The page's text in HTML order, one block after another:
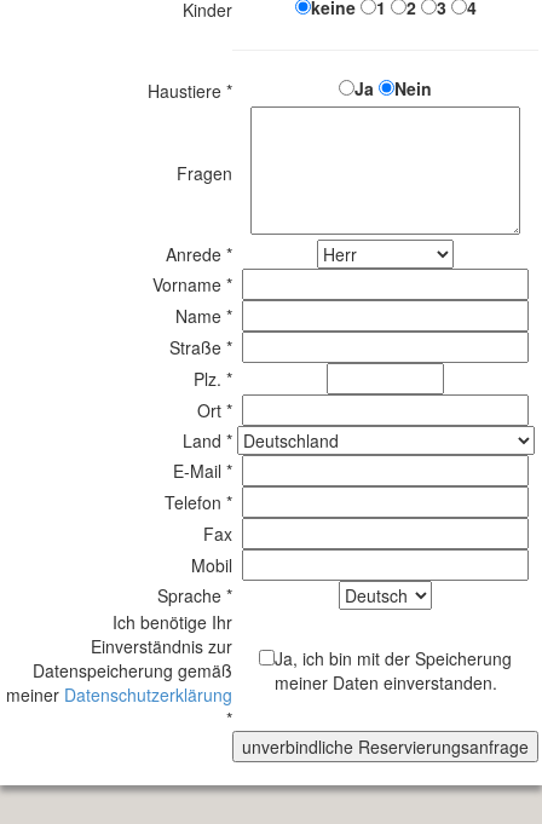
Kinder keine 1 2 3 4
Haustiere * Ja Nein
Fragen
Anrede *
Vorname *
Name *
Straße *
Plz. *
Ort *
Land *
E-Mail *
Telefon *
Fax
Mobil
Sprache *
Ich benötige Ihr
Einverständnis zur
Datenspeicherung gemäß
meiner Datenschutzerklärung
*
Ja, ich bin mit der Speicherung
meiner Daten einverstanden.